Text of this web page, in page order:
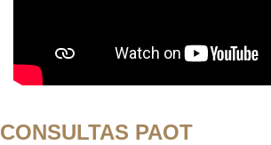
CONSULTAS PAOT